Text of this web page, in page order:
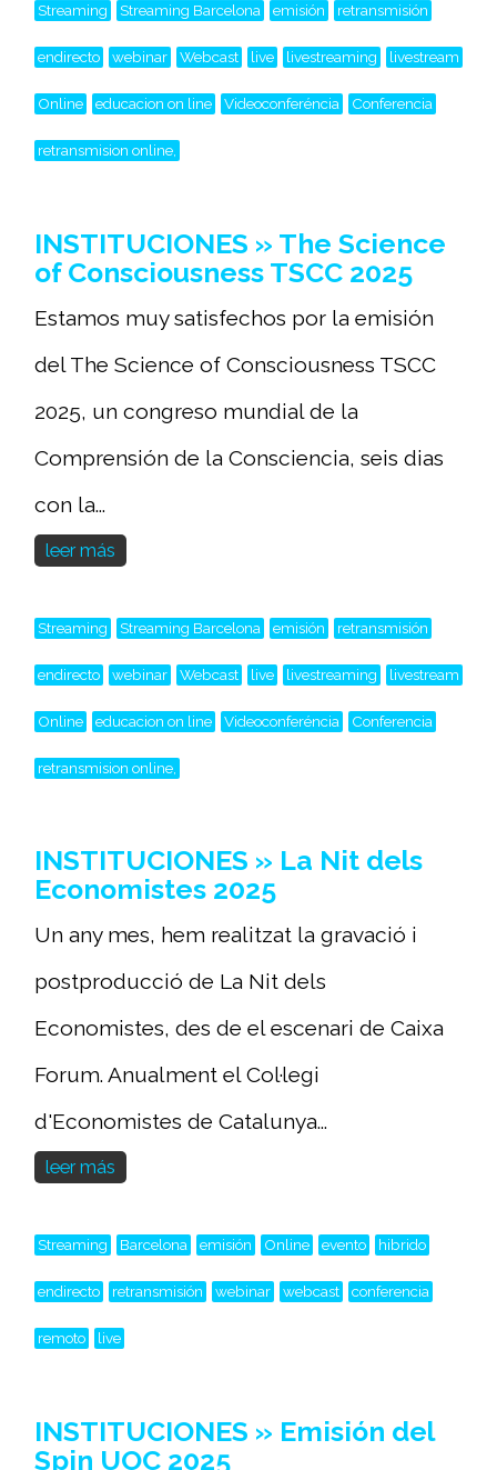
Streaming Streaming Barcelona emisión retransmisión
endirecto webinar Webcast live livestreaming livestream
Online educacion on line Videoconferéncia Conferencia
retransmision online,
INSTITUCIONES » The Science
of Consciousness TSCC 2025
Estamos muy satisfechos por la emisión
del The Science of Consciousness TSCC
2025, un congreso mundial de la
Comprensión de la Consciencia, seis dias
con la...
leer más
Streaming Streaming Barcelona emisión retransmisión
endirecto webinar Webcast live livestreaming livestream
Online educacion on line Videoconferéncia Conferencia
retransmision online,
INSTITUCIONES » La Nit dels
Economistes 2025
Un any mes, hem realitzat la gravació i
postproducció de La Nit dels
Economistes, des de el escenari de Caixa
Forum. Anualment el Col·legi
d'Economistes de Catalunya...
leer más
Streaming Barcelona emisión Online evento hibrido
endirecto retransmisión webinar webcast conferencia
remoto live
INSTITUCIONES » Emisión del
Spin UOC 2025